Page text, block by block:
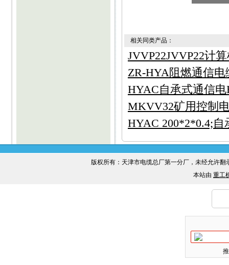
相关同类产品：
JVVP22JVVP22计
ZR-HYA阻燃通信电
HYAC自承式通信
MKVV32矿用控制
HYAC 200*2*0.4;自
版权所有：天津市电缆总厂第一分厂，未经允许
本站由 重工